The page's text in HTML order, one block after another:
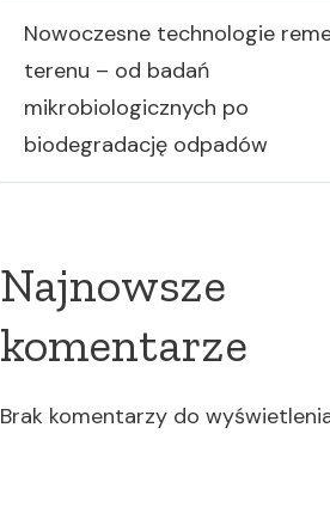
Nowoczesne technologie
terenu – od badań
mikrobiologicznych po
biodegradację odpadów
Najnowsze
komentarze
Brak komentarzy do